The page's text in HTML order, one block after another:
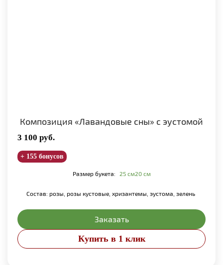
Композиция «Лавандовые сны» с эустомой
3 100 руб.
+ 155 бонусов
Размер букета: 25 см20 см
Состав: розы, розы кустовые, хризантемы, эустома, зелень
Заказать
Купить в 1 клик